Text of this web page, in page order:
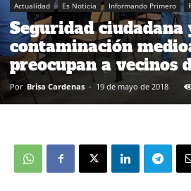
Actualidad Es Noticia Informando Primero
Seguridad ciudadana
contaminación
preocupan a vecinos
Por Brisa Cardenas - 19 de mayo de 2018